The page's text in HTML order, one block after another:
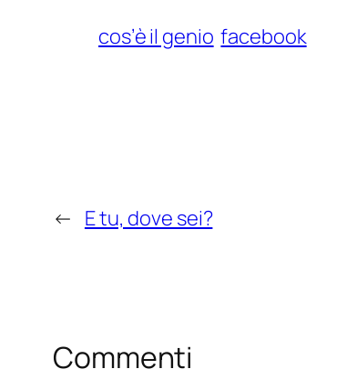
cos’è il genio facebook
← E tu, dove sei?
Commenti